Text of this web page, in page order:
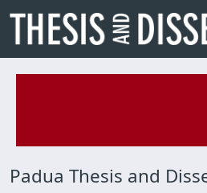
Padua Thesis and